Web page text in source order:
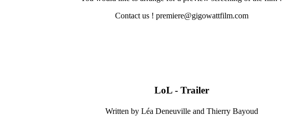
Contact us ! premiere@gigowattfilm.com
LoL - Trailer
Written by Léa Deneuville and Thierry Bayoud